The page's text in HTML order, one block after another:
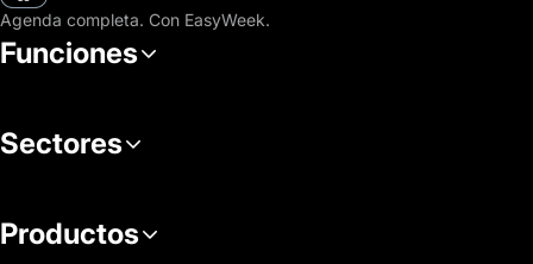
Agenda completa. Con EasyWeek.
Funciones
Sectores
Productos